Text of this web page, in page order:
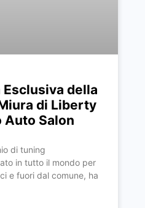
Esclusiva della
di Liberty
Auto Salon
di tuning
in tutto il mondo per
e fuori dal comune, ha